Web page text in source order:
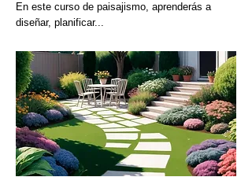
En este curso de paisajismo, aprenderás a
diseñar, planificar...